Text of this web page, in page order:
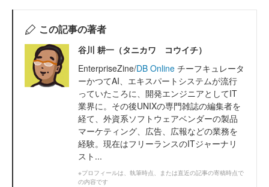
この記事の著者
谷川 耕一（タニカワ コウイチ）
EnterpriseZine/DB Online チーフキュレータ
ーかつてAI、エキスパートシステムが流行
っていたころに、開発エンジニアとしてIT
業界に。その後UNIXの専門雑誌の編集者を
経て、外資系ソフトウェアベンダーの製品
マーケティング、広告、広報などの業務を
経験。現在はフリーランスのITジャーナリ
スト...
※プロフィールは、執筆時点、または直近の記事の寄稿時点で
の内容です